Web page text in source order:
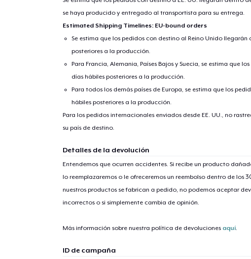
se haya producido y entregado al transportista para su entrega.
Estimated Shipping Timelines: EU-bound orders
Se estima que los pedidos con destino al Reino Unido llegarán
posteriores a la producción.
Para Francia, Alemania, Países Bajos y Suecia, se estima que
días hábiles posteriores a la producción.
Para todos los demás países de Europa, se estima que los
hábiles posteriores a la producción.
Para los pedidos internacionales enviados desde EE. UU., no
su país de destino.
Detalles de la devolución
Entendemos que ocurren accidentes. Si recibe un producto
lo reemplazaremos o le ofreceremos un reembolso dentro de los
nuestros productos se fabrican a pedido, no podemos aceptar
incorrectos o si simplemente cambia de opinión.
Más información sobre nuestra política de devoluciones aquí.
ID de campaña